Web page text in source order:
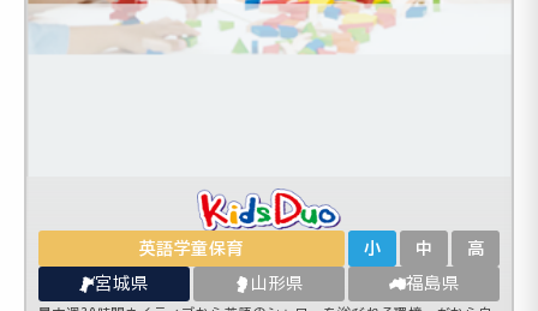
英語学童保育 小 中 高
宮城県 山形県 福島県